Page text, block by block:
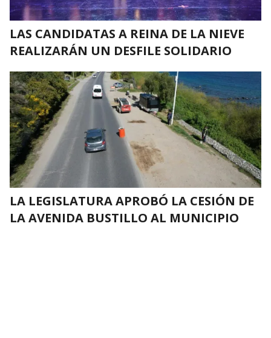
LAS CANDIDATAS A REINA DE LA NIEVE
REALIZARÁN UN DESFILE SOLIDARIO
LA LEGISLATURA APROBÓ LA CESIÓN DE
LA AVENIDA BUSTILLO AL MUNICIPIO